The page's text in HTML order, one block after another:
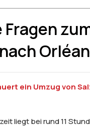
ein Umzug von
liegt bei rund 11